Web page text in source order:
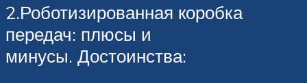
2.Роботизированная коробка
передач: плюсы и
минусы. Достоинства: